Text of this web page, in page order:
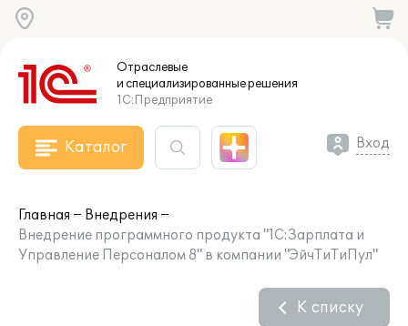
Отраслевые
и специализированныерешения
1С:Предприятие
Каталог Вход
Главная
Внедрения
Внедрение программного продукта "1С:Зарплата и
Управление Персоналом 8" в компании "ЭйчТиТиПул"
К списку